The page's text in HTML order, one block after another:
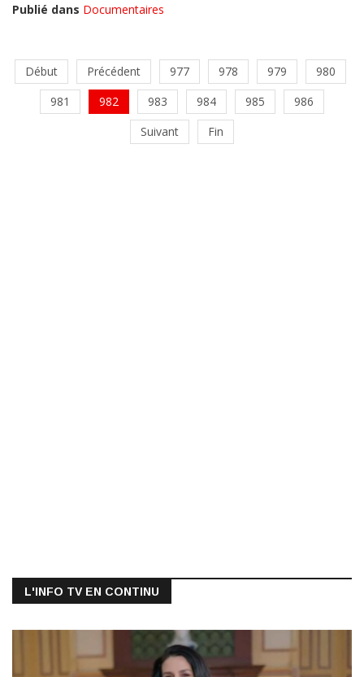
Publié dans Documentaires
Début Précédent 977 978 979
980
981
982 983 984 985
986
Suivant
Fin
L'INFO TV EN CONTINU